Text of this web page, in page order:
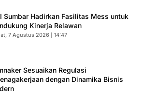
Sumbar Hadirkan Fasilitas Mess untuk
Kinerja Relawan
7 Agustus 2026 | 14:47
Sesuaikan Regulasi
dengan Dinamika Bisnis